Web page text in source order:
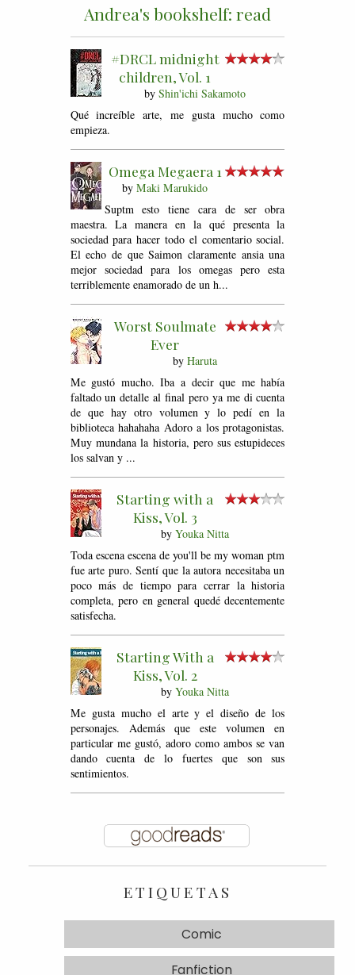
Andrea's bookshelf: read
#DRCL midnight
children, Vol. 1
by Shin'ichi Sakamoto
Qué increíble arte, me gusta mucho como
empieza.
Omega Megaera 1
by Maki Marukido
Suptm esto tiene cara de ser obra
maestra. La manera en la qué presenta la
sociedad para hacer todo el comentario social.
El echo de que Saimon claramente ansia una
mejor sociedad para los omegas pero esta
terriblemente enamorado de un h...
Worst Soulmate
Ever
by Haruta
Me gustó mucho. Iba a decir que me había
faltado un detalle al final pero ya me di cuenta
de que hay otro volumen y lo pedí en la
biblioteca hahahaha Adoro a los protagonistas.
Muy mundana la historia, pero sus estupideces
los salvan y ...
Starting with a
Kiss, Vol. 3
by Youka Nitta
Toda escena escena de you'll be my woman ptm
fue arte puro. Sentí que la autora necesitaba un
poco más de tiempo para cerrar la historia
completa, pero en general quedé decentemente
satisfecha.
Starting With a
Kiss, Vol. 2
by Youka Nitta
Me gusta mucho el arte y el diseño de los
personajes. Además que este volumen en
particular me gustó, adoro como ambos se van
dando cuenta de lo fuertes que son sus
sentimientos.
ETIQUETAS
Comic
Fanfiction